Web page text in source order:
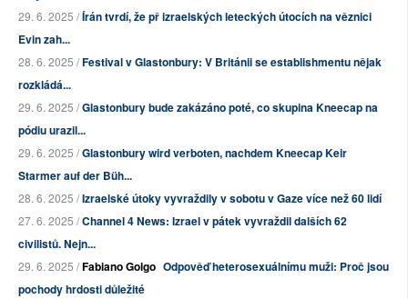
29. 6. 2025 /Írán tvrdí, že př izraelských leteckých útocích na věznici
Evin zah...
28. 6. 2025 /Festival v Glastonbury: V Británii se establishmentu nějak
rozkládá...
29. 6. 2025 /Glastonbury bude zakázáno poté, co skupina Kneecap na
pódiu urazil...
29. 6. 2025 /Glastonbury wird verboten, nachdem Kneecap Keir
Starmer auf der Büh...
28. 6. 2025 /Izraelské útoky vyvraždily v sobotu v Gaze více než 60 lidí
27. 6. 2025 /Channel 4 News: Izrael v pátek vyvraždil dalších 62
civilistů. Nejn...
29. 6. 2025 /Fabiano Golgo Odpověď heterosexuálnímu muži: Proč jsou
pochody hrdosti důležité